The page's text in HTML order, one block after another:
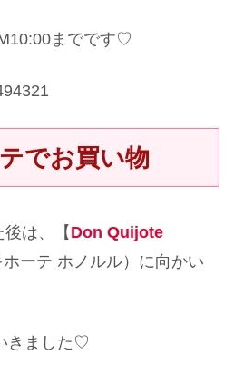
までです♡
でお買い物
は、【 Don Quijote
ホーテ ホノルル）に向かい
きました♡